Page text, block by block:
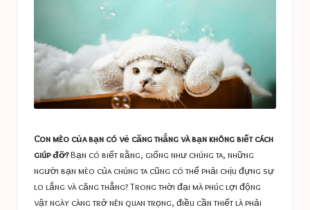
e
s
Con mèo của bạn có vẻ căng thẳng và bạn không biết cách
giúp đỡ?Bạn có biết rằng, giống như chúng ta, những
người bạn mèo của chúng ta cũng có thể phải chịu đựng sự
lo lắng và căng thẳng? Trong thời đại mà phúc lợi động
vật ngày càng trở nên quan trọng, điều cần thiết là phải